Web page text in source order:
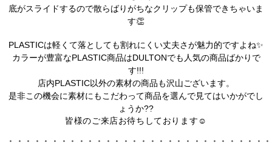
底がスライドするので散らばりがちなクリップも保管できちゃいま
す👏
PLASTICは軽くて落としても割れにくい丈夫さが魅力的ですよね✨
カラーが豊富なPLASTIC商品はDULTONでも人気の商品ばかりで
す!!!
店内PLASTIC以外の素材の商品も沢山ございます。
是非この機会に素材にもこだわって商品を選んで見てはいかがでし
ょうか??
皆様のご来店お待ちしております☺︎
・・・・・・・・・・・・・・・・・・・・・・・・・・・・・